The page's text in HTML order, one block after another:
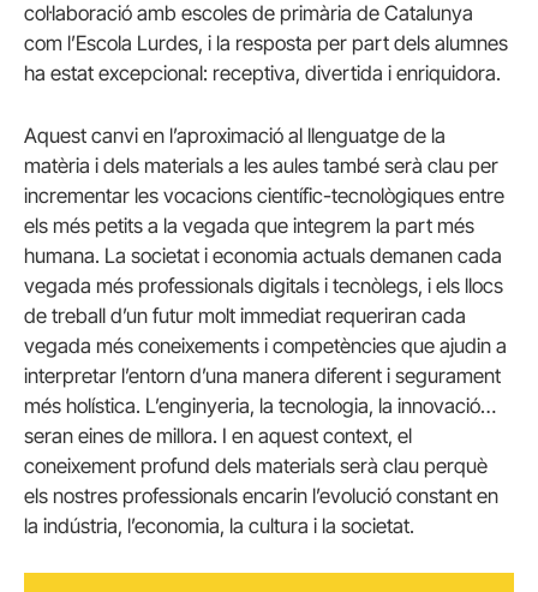
col·laboració amb escoles de primària de Catalunya
com l’Escola Lurdes, i la resposta per part dels alumnes
ha estat excepcional: receptiva, divertida i enriquidora.
Aquest canvi en l’aproximació al llenguatge de la
matèria i dels materials a les aules també serà clau per
incrementar les vocacions científic-tecnològiques entre
els més petits a la vegada que integrem la part més
humana. La societat i economia actuals demanen cada
vegada més professionals digitals i tecnòlegs, i els llocs
de treball d’un futur molt immediat requeriran cada
vegada més coneixements i competències que ajudin a
interpretar l’entorn d’una manera diferent i segurament
més holística. L’enginyeria, la tecnologia, la innovació…
seran eines de millora. I en aquest context, el
coneixement profund dels materials serà clau perquè
els nostres professionals encarin l’evolució constant en
la indústria, l’economia, la cultura i la societat.